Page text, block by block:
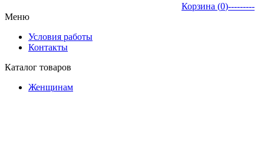
Корзина (0)---------
Меню
Условия работы
Контакты
Каталог товаров
Женщинам